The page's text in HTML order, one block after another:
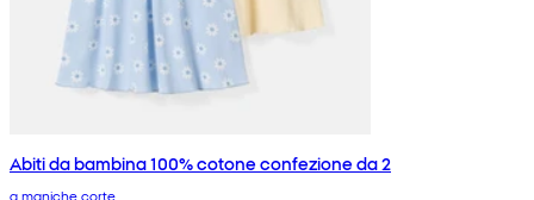
Abiti da bambina 100% cotone confezione da 2
a maniche corte